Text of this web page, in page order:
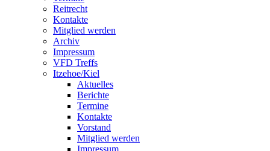
Reitrecht
Kontakte
Mitglied werden
Archiv
Impressum
VFD Treffs
Itzehoe/Kiel
Aktuelles
Berichte
Termine
Kontakte
Vorstand
Mitglied werden
Impressum